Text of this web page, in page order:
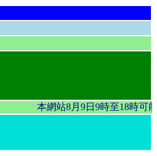
本網站8月9日9時至18